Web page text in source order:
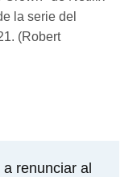
la serie del
(Robert
a renunciar al